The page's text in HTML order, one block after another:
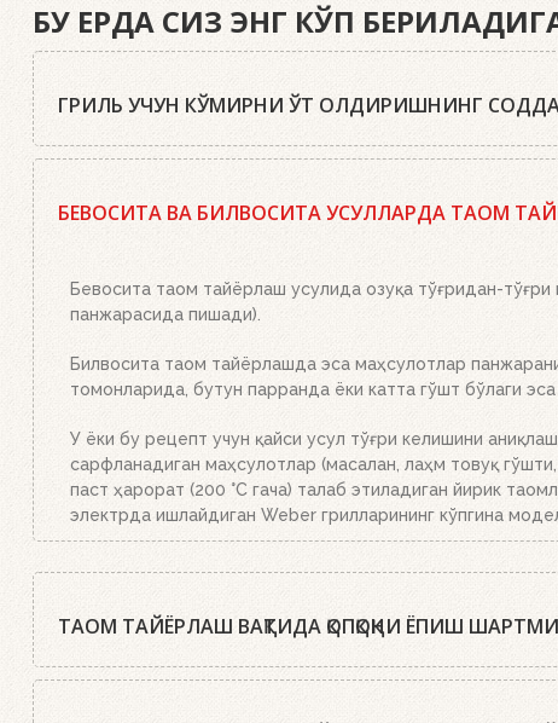
БУ ЕРДА СИЗ ЭНГ КЎП
ГРИЛЬ УЧУН КЎМИРНИ ЎТ ОЛДИРИШНИНГ
мосламасини зарур миқдордаги кўмир ёки брикетлар
БЕВОСИТА ВА БИЛВОСИТА УСУЛЛАРДА ТАОМ
Бевосита таом тайёрлаш усулида озуқа тўғридан-
панжарасида пишади).
Билвосита таом тайёрлашда эса маҳсулотлар
томонларида, бутун парранда ёки катта гўшт бўлаги
У ёки бу рецепт учун қайси усул тўғри келишини
сарфланадиган маҳсулотлар (масалан, лаҳм товуқ
паст ҳарорат (200 °C гача) талаб этиладиган йирик
электрда ишлайдиган Weber грилларининг кўпгина
ТАОМ ТАЙЁРЛАШ ВАҚТИДА ҚОПҚОҚНИ ЁПИШ